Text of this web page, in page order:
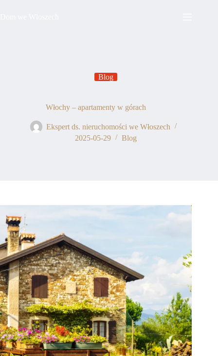
Blog
Włochy – apartamenty w górach
Ekspert ds. nieruchomości we Włoszech
2025-05-29
Blog